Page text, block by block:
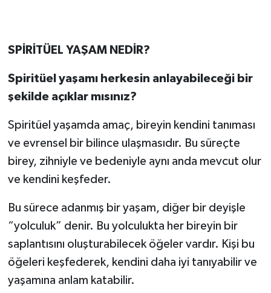
SPİRİTÜEL YAŞAM NEDİR?
Spiritüel yaşamı herkesin anlayabileceği bir
şekilde açıklar mısınız?
Spiritüel yaşamda amaç, bireyin kendini tanıması
ve evrensel bir bilince ulaşmasıdır. Bu süreçte
birey, zihniyle ve bedeniyle aynı anda mevcut olur
ve kendini keşfeder.
Bu sürece adanmış bir yaşam, diğer bir deyişle
“yolculuk” denir. Bu yolculukta her bireyin bir
saplantısını oluşturabilecek öğeler vardır. Kişi bu
öğeleri keşfederek, kendini daha iyi tanıyabilir ve
yaşamına anlam katabilir.